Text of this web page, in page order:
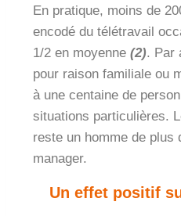
En pratique, moins de
encodé du télétravail
1/2 en moyenne (2). Par
pour raison familiale ou
à une centaine de
situations particulières.
reste un homme de plus
manager.
Un effet positif